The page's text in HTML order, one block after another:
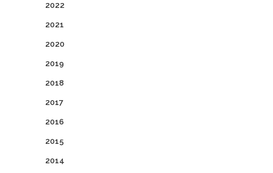
2022
2021
2020
2019
2018
2017
2016
2015
2014